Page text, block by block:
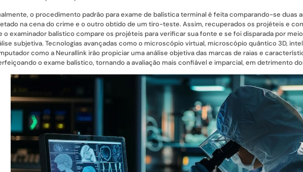
o procedimento padrão para exame de balística terminal é feita comparando-se duas
na cena do crime e o outro obtido de um tiro-teste. Assim, recuperados os projéteis e
o examinador balístico compare os projéteis para verificar sua fonte e se foi disparada por
subjetiva. Tecnologias avançadas como o microscópio virtual, microscópio quântico 3D,
como a Neurallink irão propiciar uma análise objetiva das marcas de raias e
o exame balístico, tornando a avaliação mais confiável e imparcial, em detrimento